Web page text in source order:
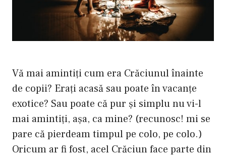
Vă mai amintiţi cum era Crăciunul înainte
de copii? Eraţi acasă sau poate în vacanţe
exotice? Sau poate că pur şi simplu nu vi-l
mai amintiţi, aşa, ca mine? (recunosc! mi se
pare că pierdeam timpul pe colo, pe colo.)
Oricum ar fi fost, acel Crăciun face parte din